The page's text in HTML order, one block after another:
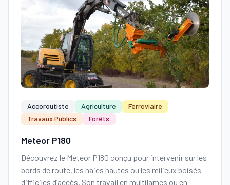
Accoroutiste Agriculture
Ferroviaire
Travaux Publics
Forêts
Meteor P180
Découvrez le Meteor P180 conçu pour intervenir sur les
bords de route, les haies hautes ou les milieux boisés
difficiles d’accès. Son travail en multilames ou en